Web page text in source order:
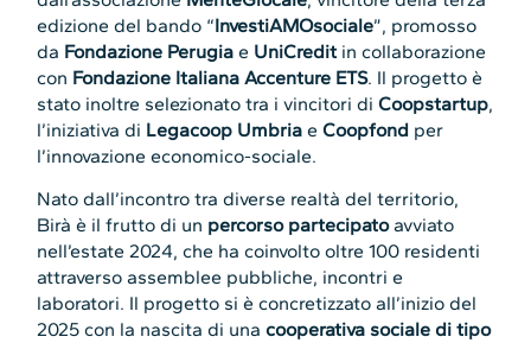
edizione del bando “InvestiAMOsociale”, promosso
da Fondazione Perugia e UniCredit in collaborazione
con Fondazione Italiana Accenture ETS. Il progetto è
stato inoltre selezionato tra i vincitori diCoopstartup,
l’iniziativa di Legacoop Umbria eCoopfond per
l’innovazione economico-sociale.
Nato dall’incontro tra diverse realtà del territorio,
Birà è il frutto di un percorso partecipatoavviato
nell’estate 2024, che ha coinvolto oltre 100 residenti
attraverso assemblee pubbliche, incontri e
laboratori. Il progetto si è concretizzato all’inizio del
2025 con la nascita di unacooperativa sociale di tipo